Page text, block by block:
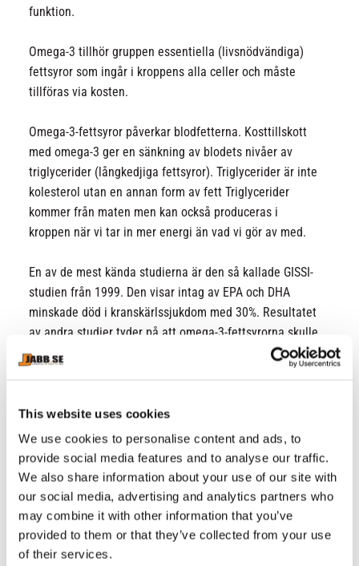
This website uses cookies
We use cookies to personalise content and ads, to
provide social media features and to analyse our traffic.
We also share information about your use of our site with
our social media, advertising and analytics partners who
may combine it with other information that you’ve
provided to them or that they’ve collected from your use
of their services.
funktion.
Omega-3 tillhör gruppen essentiella (livsnödvändiga)
fettsyror som ingår i kroppens alla celler och måste
tillföras via kosten.
Omega-3-fettsyror påverkar blodfetterna. Kosttillskott
med omega-3 ger en sänkning av blodets nivåer av
triglycerider (långkedjiga fettsyror). Triglycerider är inte
kolesterol utan en annan form av fett Triglycerider
kommer från maten men kan också produceras i
kroppen när vi tar in mer energi än vad vi gör av med.
En av de mest kända studierna är den så kallade GISSI-
studien från 1999. Den visar intag av EPA och DHA
minskade död i kranskärlssjukdom med 30%. Resultatet
av andra studier tyder på att omega-3-fettsyrorna skulle
påverka cellernas känslighet för glukos och insulin hos
Doseringsförslag: 1-2 doseringar dagligen, intas i
samband med måltid.
Förpackning: 280 kapslar, 93 doseringar.
Innehåll per dosering (3 kapslar*):
EPA / Eikosapentaensyra 540 mg
DHA / Dokosahexaensyra 360 mg